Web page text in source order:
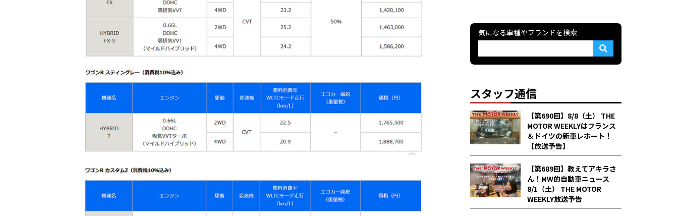
気になる車種やブランドを検索
スタッフ通信
【第690回】8/8（土） THE
MOTOR WEEKLYはフランス
＆ドイツの新車レポート！
【放送予告】
【第689回】教えてアキラさ
ん！MW的自動車ニュース
8/1（土） THE MOTOR
WEEKLY放送予告